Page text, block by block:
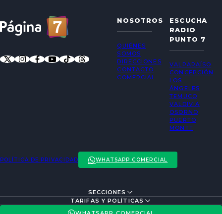
NOSOTROS
QUIÉNES
SOMOS
DIRECCIONES
CONTACTO
COMERCIAL
ESCUCHA
RADIO
PUNTO 7
VALPARAÍSO
CONCEPCIÓN
LOS
ÁNGELES
TEMUCO
VALDIVIA
OSORNO
PUERTO
MONTT
POLÍTICA DE PRIVACIDAD WHATSAPP COMERCIAL
SECCIONES
ACTUALIDAD
TARIFAS Y POLÍTICAS
POLÍTICA DE PRIVACIDAD